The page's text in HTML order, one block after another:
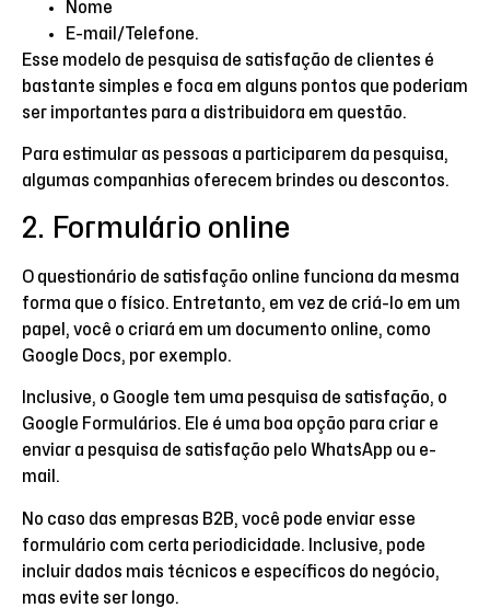
Nome
E-mail/Telefone.
Esse modelo de pesquisa de satisfação de clientes é
bastante simples e foca em alguns pontos que poderiam
ser importantes para a distribuidora em questão.
Para estimular as pessoas a participarem da pesquisa,
algumas companhias oferecem brindes ou descontos.
2. Formulário online
O questionário de satisfação online funciona da mesma
forma que o físico. Entretanto, em vez de criá-lo em um
papel, você o criará em um documento online, como
Google Docs, por exemplo.
Inclusive, o Google tem uma pesquisa de satisfação, o
Google Formulários. Ele é uma boa opção para criar e
enviar a pesquisa de satisfação pelo WhatsApp ou e-
mail.
No caso das empresas B2B, você pode enviar esse
formulário com certa periodicidade. Inclusive, pode
incluir dados mais técnicos e específicos do negócio,
mas evite ser longo.